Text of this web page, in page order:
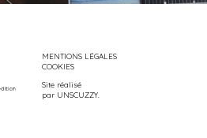
MENTIONS LÉGALES
COOKIES
Site réalisé
par UNSCUZZY